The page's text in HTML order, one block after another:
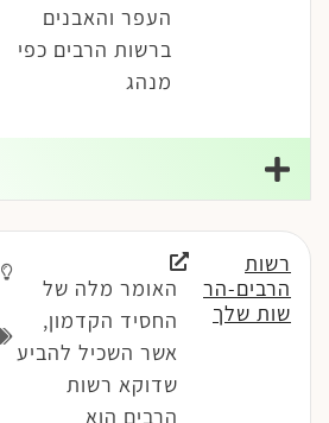
העפר והאבנים
ברשות הרבים כפי
מנהג
רשות
הרבים-הר
שות שלך
האומר מלה של
החסיד הקדמון,
אשר השכיל להביע
שדוקא רשות
הרבים הוא